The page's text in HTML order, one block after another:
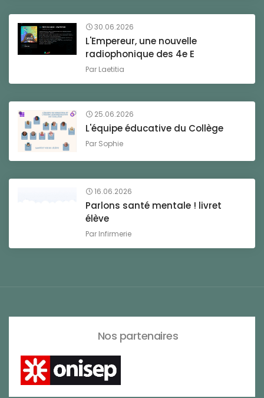
30.06.2026
L'Empereur, une nouvelle
radiophonique des 4e E
Par Laetitia
25.06.2026
L'équipe éducative du Collège
Par Sophie
16.06.2026
Parlons santé mentale ! livret
élève
Par Infirmerie
Nos partenaires